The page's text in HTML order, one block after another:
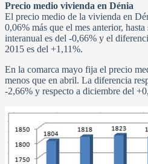
Precio medio vivienda en Dénia
El precio medio de la vivienda en
0,06% más que el mes anterior,
interanual es del -0,66% y el
2015 es del +1,11%.
En la comarca mayo fija el precio
menos que en abril. La diferencia
-2,66% y respecto a diciembre del